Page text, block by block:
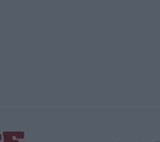
Dl sicurezza-migranti approvato alla